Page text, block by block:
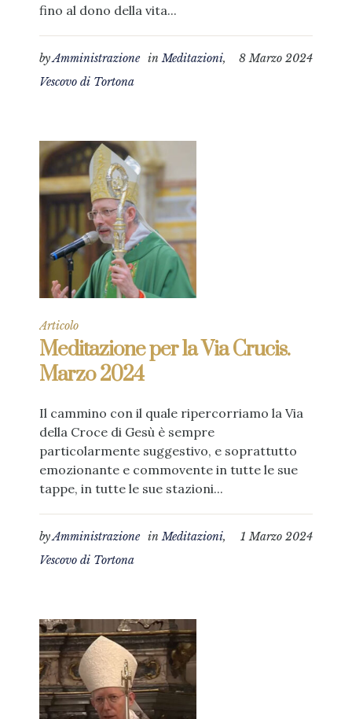
fino al dono della vita...
8 Marzo 2024
byAmministrazione inMeditazioni,
Vescovo di Tortona
Articolo
Meditazione per la Via Crucis.
Marzo 2024
Il cammino con il quale ripercorriamo la Via
della Croce di Gesù è sempre
particolarmente suggestivo, e soprattutto
emozionante e commovente in tutte le sue
tappe, in tutte le sue stazioni...
1 Marzo 2024
byAmministrazione inMeditazioni,
Vescovo di Tortona